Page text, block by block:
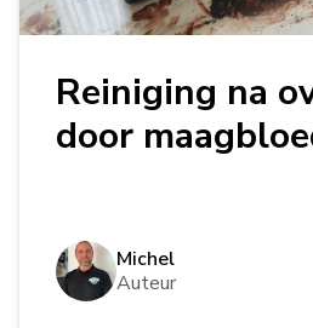
Reiniging na
door
Michel
Auteur